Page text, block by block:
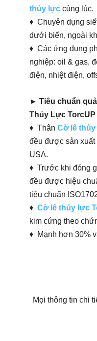
thủy lực cùng lúc.
♦ Chuyên dụng
dưới biển, ngoài
♦ Các ứng dụng
nghiệp: oil & gas,
điện, nhiệt điện,
► Tiêu chuẩn
Thủy Lực TorcUP
♦ Thân Cờ lê
đều được sản xuất
USA.
♦ Trước khi đóng
đều được hiệu
tiêu chuẩn
♦ Cờ lê thủy lực
kim cứng theo
♦ Mạnh hơn 30%
Mọi thông tin chi